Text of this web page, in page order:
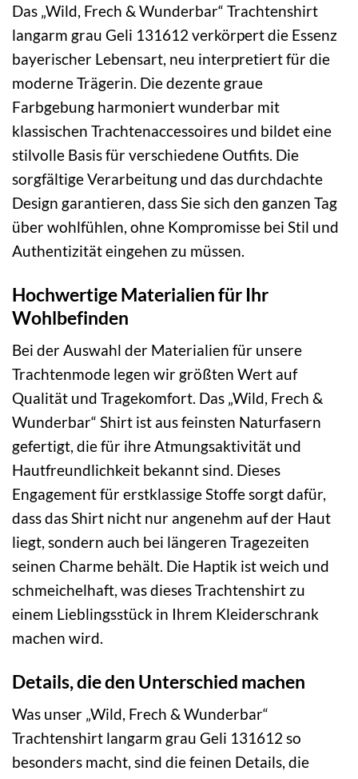
Das „Wild, Frech & Wunderbar“ Trachtenshirt
langarm grau Geli 131612 verkörpert die Essenz
bayerischer Lebensart, neu interpretiert für die
moderne Trägerin. Die dezente graue
Farbgebung harmoniert wunderbar mit
klassischen Trachtenaccessoires und bildet eine
stilvolle Basis für verschiedene Outfits. Die
sorgfältige Verarbeitung und das durchdachte
Design garantieren, dass Sie sich den ganzen Tag
über wohlfühlen, ohne Kompromisse bei Stil und
Authentizität eingehen zu müssen.
Hochwertige Materialien für Ihr
Wohlbefinden
Bei der Auswahl der Materialien für unsere
Trachtenmode legen wir größten Wert auf
Qualität und Tragekomfort. Das „Wild, Frech &
Wunderbar“ Shirt ist aus feinsten Naturfasern
gefertigt, die für ihre Atmungsaktivität und
Hautfreundlichkeit bekannt sind. Dieses
Engagement für erstklassige Stoffe sorgt dafür,
dass das Shirt nicht nur angenehm auf der Haut
liegt, sondern auch bei längeren Tragezeiten
seinen Charme behält. Die Haptik ist weich und
schmeichelhaft, was dieses Trachtenshirt zu
einem Lieblingsstück in Ihrem Kleiderschrank
machen wird.
Details, die den Unterschied machen
Was unser „Wild, Frech & Wunderbar“
Trachtenshirt langarm grau Geli 131612 so
besonders macht, sind die feinen Details, die